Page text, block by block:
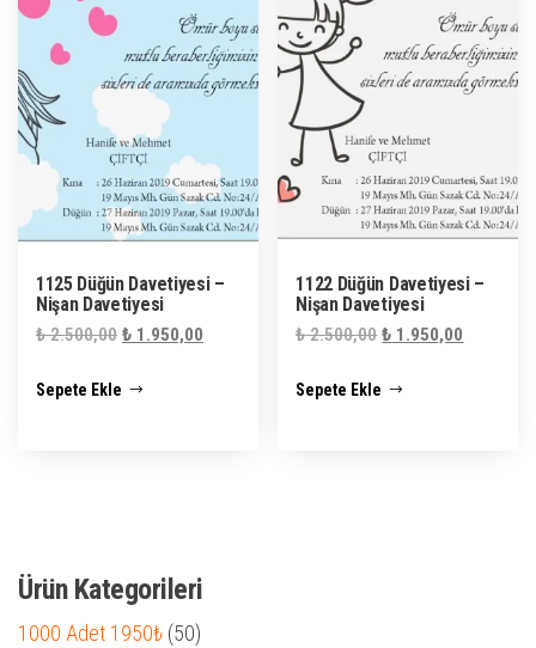
1125 Düğün Davetiyesi –
Nişan Davetiyesi
₺2.500,00 Orijinal
₺ 2.500,00.
₺ 1.950,00
Sepete Ekle
1122 Düğün Davetiyesi –
Nişan Davetiyesi
₺2.500,00 Orijinal
₺ 2.500,00.
₺ 1.950,00
Sepete Ekle
Ürün Kategorileri
1000 Adet 1950₺ 5050